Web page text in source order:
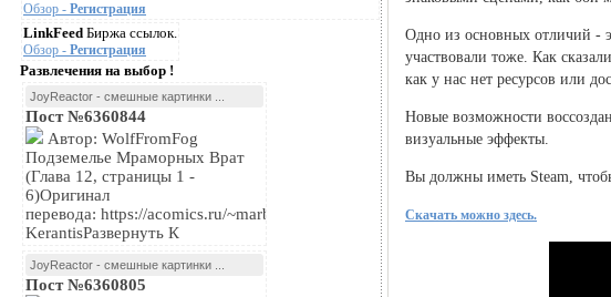
Обзор - Регистрация
LinkFeed Биржа ссылок.
Обзор - Регистрация
Развлечения на выбор !
JoyReactor - смешные картинки ...
Пост №6360844
Автор: WolfFromFog
Подземелье Мраморных Врат
(Глава 12, страницы 1 -
6)Оригинал
перевода: https://acomics.ru/~marblegateПереводчик:
KerantisРазвернуть К
JoyReactor - смешные картинки ...
Пост №6360805
Одно из основных отличий -
участвовали тоже. Как
как у нас нет ресурсов или
Новые возможности
визуальные эффекты.
Вы должны иметь Steam,
Скачать можно здесь.